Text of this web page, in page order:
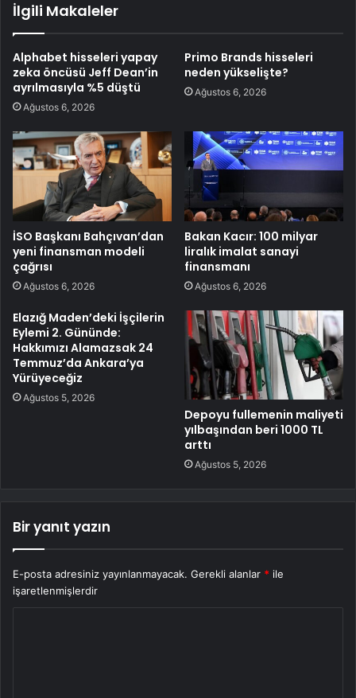
İlgili Makaleler
Alphabet hisseleri yapay
zeka öncüsü Jeff Dean’in
ayrılmasıyla %5 düştü
Ağustos 6, 2026
Primo Brands hisseleri
neden yükselişte?
Ağustos 6, 2026
İSO Başkanı Bahçıvan’dan
yeni finansman modeli
çağrısı
Ağustos 6, 2026
Bakan Kacır: 100 milyar
liralık imalat sanayi
finansmanı
Ağustos 6, 2026
Elazığ Maden’deki İşçilerin
Eylemi 2. Gününde:
Hakkımızı Alamazsak 24
Temmuz’da Ankara’ya
Yürüyeceğiz
Ağustos 5, 2026
Depoyu fullemenin maliyeti
yılbaşından beri 1000 TL
arttı
Ağustos 5, 2026
Bir yanıt yazın
E-posta adresiniz yayınlanmayacak. Gerekli alanlar * ile
işaretlenmişlerdir